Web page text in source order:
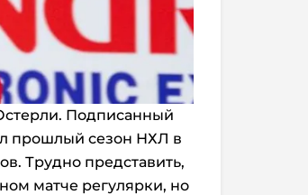
Подписанный
прошлый сезон НХЛ в
Трудно представить,
матче регулярки, но